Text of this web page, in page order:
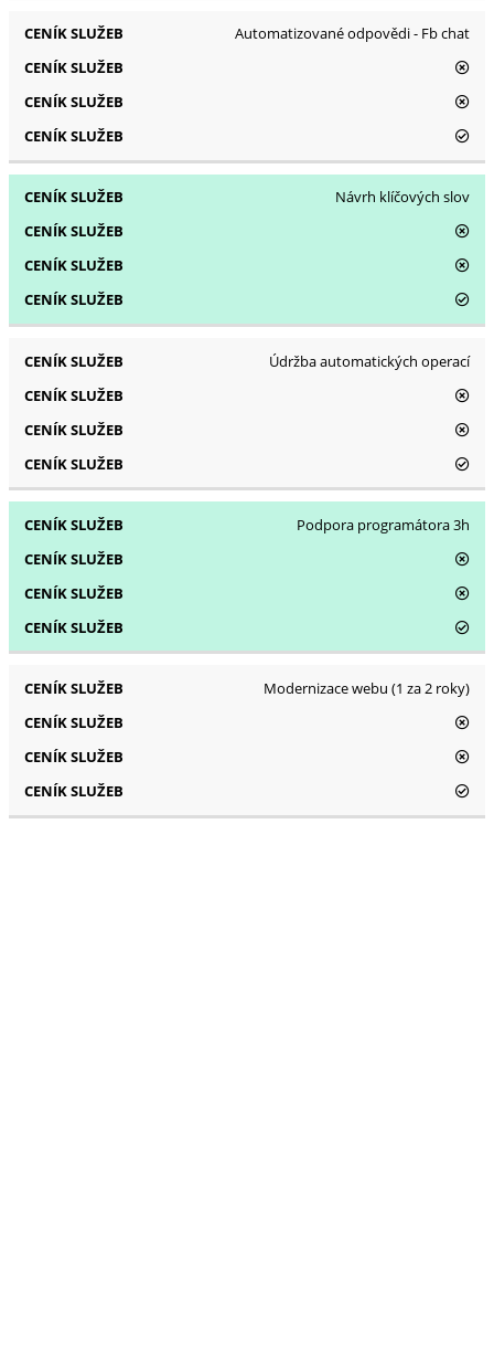
Automatizované odpovědi - Fb chat
Návrh klíčových slov
Údržba automatických operací
Podpora programátora 3h
Modernizace webu (1 za 2 roky)